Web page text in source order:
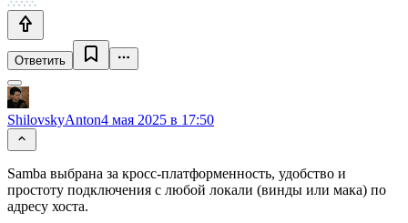
Ответить
ShilovskyAnton4 мая 2025 в 17:50
Samba выбрана за кросс-платформенность, удобство и
простоту подключения с любой локали (винды или мака) по
адресу хоста.